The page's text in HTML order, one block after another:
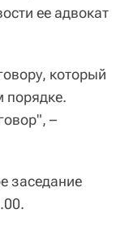
ее адвокат
который
порядке.
–
заседание